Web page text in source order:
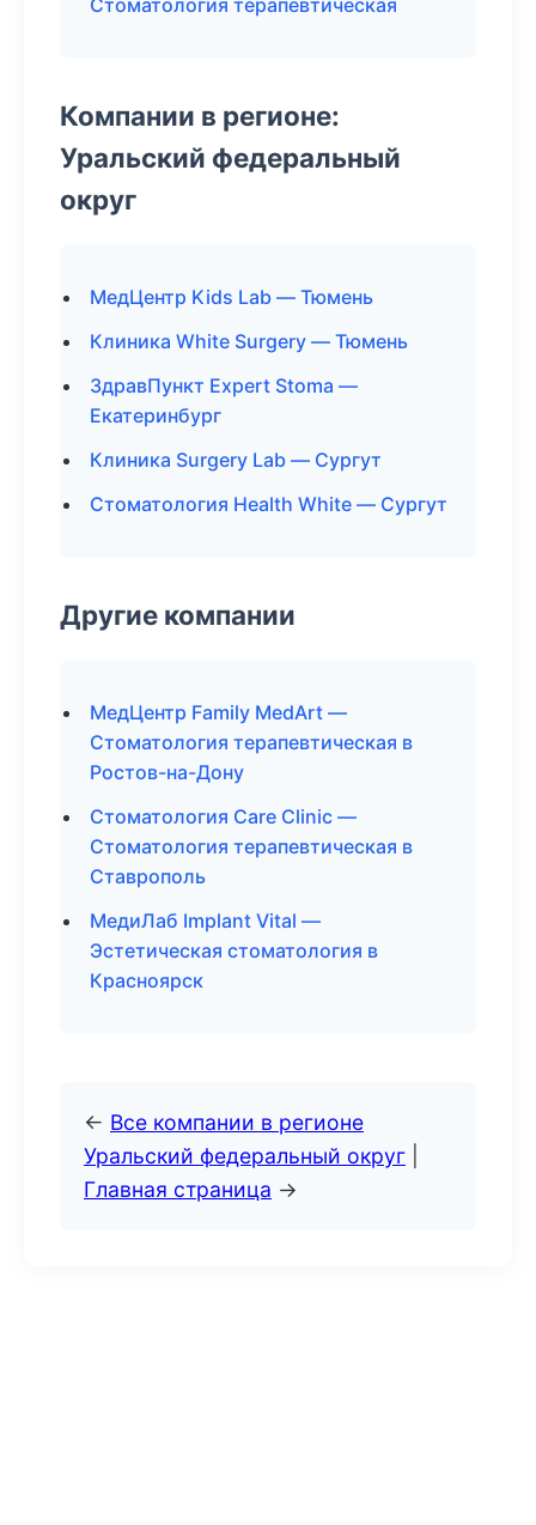
Стоматология терапевтическая
Компании в регионе:
Уральский федеральный
округ
МедЦентр Kids Lab — Тюмень
Клиника White Surgery — Тюмень
ЗдравПункт Expert Stoma —
Екатеринбург
Клиника Surgery Lab — Сургут
Стоматология Health White — Сургут
Другие компании
МедЦентр Family MedArt —
Стоматология терапевтическая в
Ростов-на-Дону
Стоматология Care Clinic —
Стоматология терапевтическая в
Ставрополь
МедиЛаб Implant Vital —
Эстетическая стоматология в
Красноярск
← Все компании в регионе
Уральский федеральный округ
Главная страница →